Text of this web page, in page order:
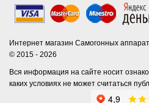
Интернет магазин Самогонных
© 2015 - 2026
Вся информация на сайте носит
каких условиях не может считаться